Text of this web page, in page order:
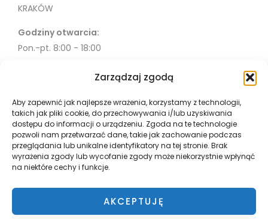
Zarządzaj zgodą
Aby zapewnić jak najlepsze wrażenia, korzystamy z technologii,
takich jak pliki cookie, do przechowywania i/lub uzyskiwania
dostępu do informacji o urządzeniu. Zgoda na te technologie
pozwoli nam przetwarzać dane, takie jak zachowanie podczas
przeglądania lub unikalne identyfikatory na tej stronie. Brak
wyrażenia zgody lub wycofanie zgody może niekorzystnie wpłynąć
na niektóre cechy i funkcje.
AKCEPTUJĘ
KRAKÓW
Godziny otwarcia:
Pon.-pt. 8:00 - 18:00
Misja
Współpraca
Polityka Prywatności
Płatnosci i wysyłka